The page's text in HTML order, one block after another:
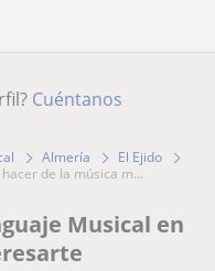
Cuéntanos
Almería
El Ejido
de la música m...
Musical en